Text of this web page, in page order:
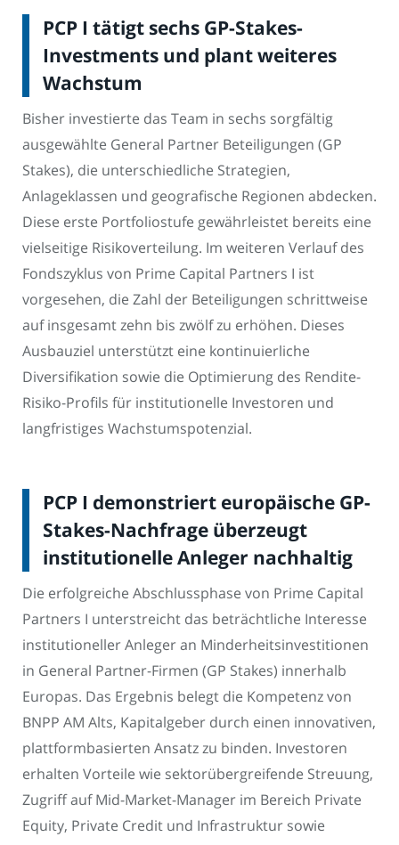
PCP I tätigt sechs GP-Stakes-
Investments und plant weiteres
Wachstum
Bisher investierte das Team in sechs sorgfältig
ausgewählte General Partner Beteiligungen (GP
Stakes), die unterschiedliche Strategien,
Anlageklassen und geografische Regionen abdecken.
Diese erste Portfoliostufe gewährleistet bereits eine
vielseitige Risikoverteilung. Im weiteren Verlauf des
Fondszyklus von Prime Capital Partners I ist
vorgesehen, die Zahl der Beteiligungen schrittweise
auf insgesamt zehn bis zwölf zu erhöhen. Dieses
Ausbauziel unterstützt eine kontinuierliche
Diversifikation sowie die Optimierung des Rendite-
Risiko-Profils für institutionelle Investoren und
langfristiges Wachstumspotenzial.
PCP I demonstriert europäische GP-
Stakes-Nachfrage überzeugt
institutionelle Anleger nachhaltig
Die erfolgreiche Abschlussphase von Prime Capital
Partners I unterstreicht das beträchtliche Interesse
institutioneller Anleger an Minderheitsinvestitionen
in General Partner-Firmen (GP Stakes) innerhalb
Europas. Das Ergebnis belegt die Kompetenz von
BNPP AM Alts, Kapitalgeber durch einen innovativen,
plattformbasierten Ansatz zu binden. Investoren
erhalten Vorteile wie sektorübergreifende Streuung,
Zugriff auf Mid-Market-Manager im Bereich Private
Equity, Private Credit und Infrastruktur sowie